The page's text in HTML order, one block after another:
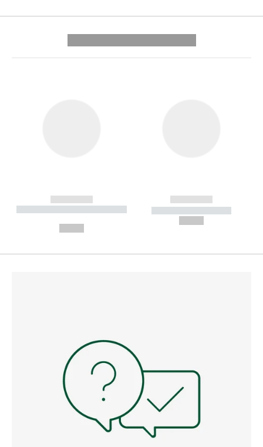
------------
----------- ----------- --------
------------
----------- -----------